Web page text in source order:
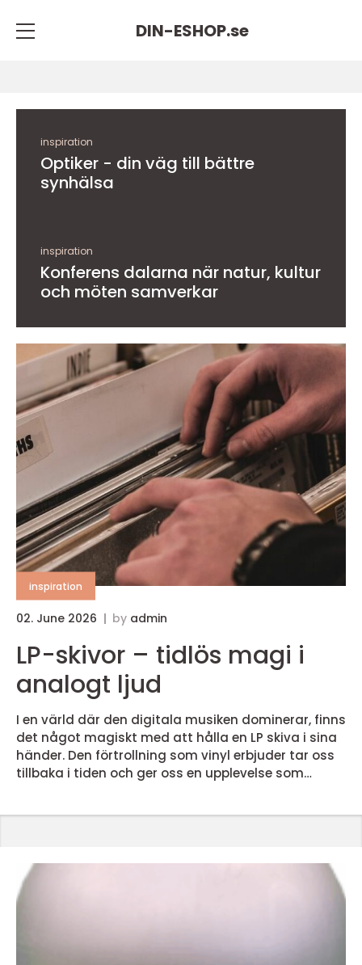
DIN-ESHOP.se
inspiration
Optiker - din väg till bättre
synhälsa
inspiration
Konferens dalarna när natur, kultur
och möten samverkar
inspiration
02. June 2026 by admin
LP-skivor – tidlös magi i
analogt ljud
I en värld där den digitala musiken dominerar, finns
det något magiskt med att hålla en LP skiva i sina
händer. Den förtrollning som vinyl erbjuder tar oss
tillbaka i tiden och ger oss en upplevelse som